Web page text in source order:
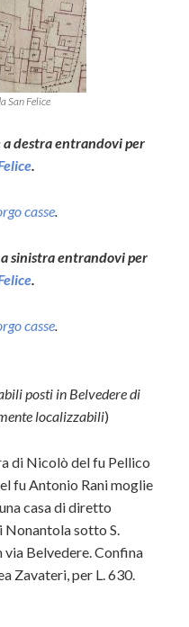
San Felice
a destra entrandovi per
.
casse.
sinistra entrandovi per
.
casse.
posti in Belvedere di
localizzabili)
di Nicolò del fu Pellico
fu Antonio Rani moglie
casa di diretto
Nonantola sotto S.
via Belvedere. Confina
Zavateri, per L. 630.